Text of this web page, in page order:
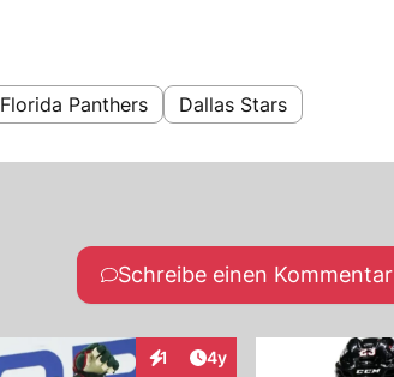
Florida Panthers Dallas Stars
Schreibe einen Kommentar
1
InteraktionenArtikel veröffentlicht:
4y